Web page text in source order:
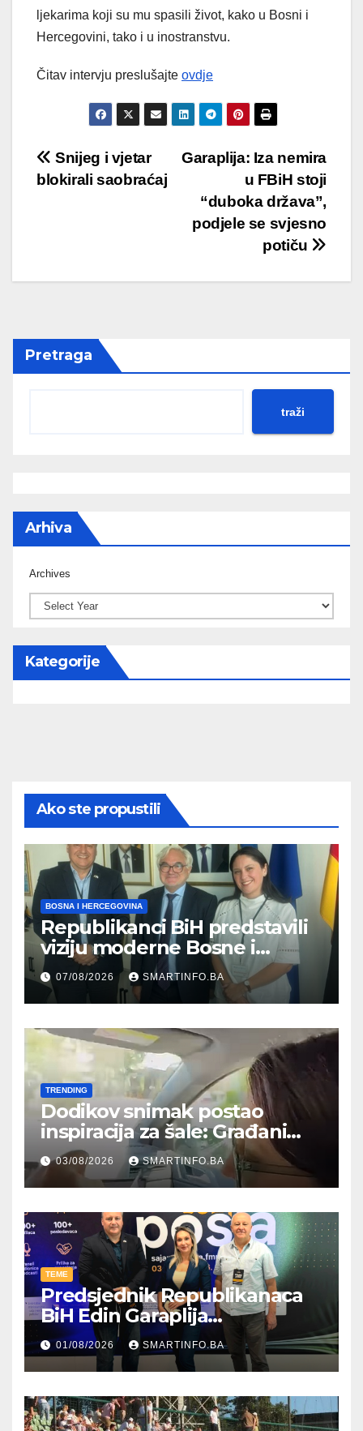
ljekarima koji su mu spasili život, kako u Bosni i
Hercegovini, tako i u inostranstvu.
Čitav intervju preslušajte ovdje
Post
navigation
Garaplija: Iza nemira
u FBiH stoji
“duboka država”,
podjele se svjesno
potiču
Snijeg i vjetar
blokirali saobraćaj
Pretraga
traži
Arhiva
Archives
Kategorije
Ako ste propustili
BOSNA I HERCEGOVINA
Republikanci BiH predstavili
viziju moderne Bosne i
Hercegovine ambasadoru
Njemačke
07/08/2026 SMARTINFO.BA
TRENDING
Dodikov snimak postao
inspiracija za šale: Građani
kroz parodiju poslali poruku
03/08/2026 SMARTINFO.BA
TEME
Predsjednik Republikanaca
BiH Edin Garaplija
prisustvovao prezentaciji
Federalnog sajma
zapošljavanja
01/08/2026 SMARTINFO.BA